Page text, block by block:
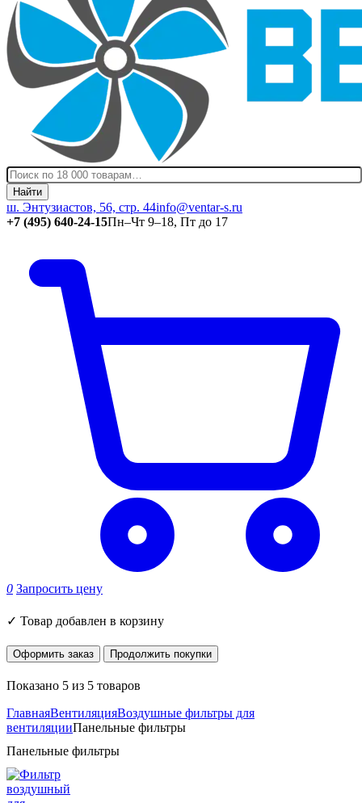
Найти
ш. Энтузиастов, 56, стр. 44info@ventar-s.ru
+7 (495) 640-24-15Пн–Чт 9–18, Пт до 17
0 Запросить цену
✓ Товар добавлен в корзину
Оформить заказ Продолжить покупки
Показано 5 из 5 товаров
ГлавнаяВентиляцияВоздушные фильтры для
вентиляцииПанельные фильтры
Панельные фильтры